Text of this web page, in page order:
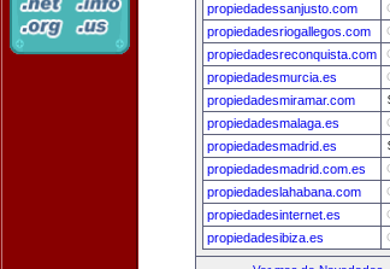
propiedadessanjusto.com
propiedadesriogallegos.com
propiedadesreconquista.com
propiedadesmurcia.es
propiedadesmiramar.com
propiedadesmalaga.es
propiedadesmadrid.es
propiedadesmadrid.com.es
propiedadeslahabana.com
propiedadesinternet.es
propiedadesibiza.es